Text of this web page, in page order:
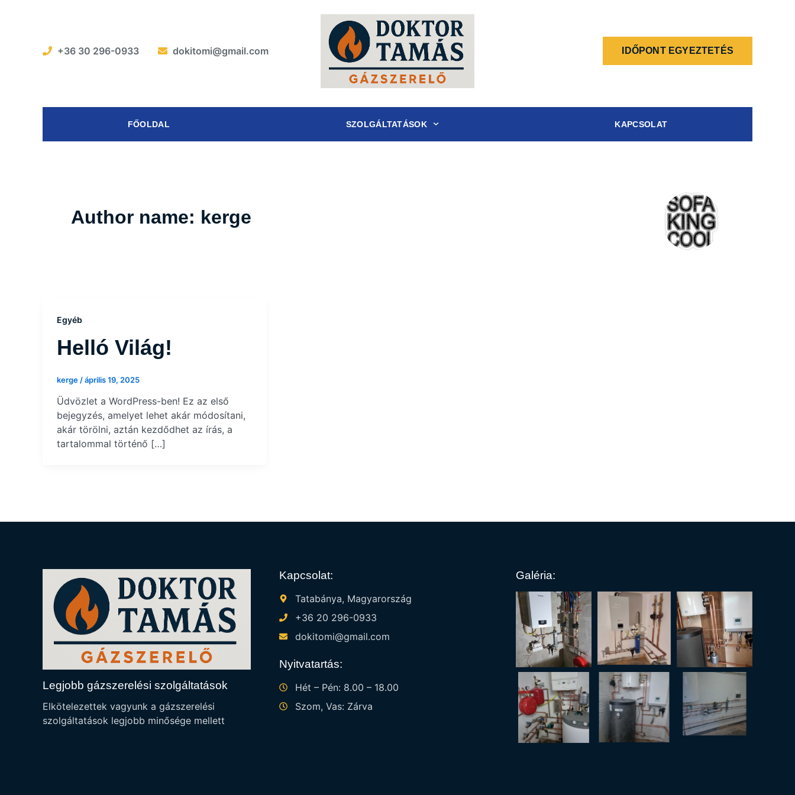
+36 30 296-0933
dokitomi@gmail.com IDŐPONT EGYEZTETÉS
FŐOLDAL SZOLGÁLTATÁSOK KAPCSOLAT
Author name: kerge
Egyéb
Helló Világ!
kerge /április 19, 2025
Üdvözlet a WordPress-ben! Ez az első
bejegyzés, amelyet lehet akár módosítani,
akár törölni, aztán kezdődhet az írás, a
tartalommal történő […]
Legjobb gázszerelési szolgáltatások
Elkötelezettek vagyunk a gázszerelési
szolgáltatások legjobb minősége mellett
Kapcsolat:
Tatabánya, Magyarország
+36 20 296-0933
dokitomi@gmail.com
Nyitvatartás:
Hét – Pén: 8.00 – 18.00
Szom, Vas: Zárva
Galéria: